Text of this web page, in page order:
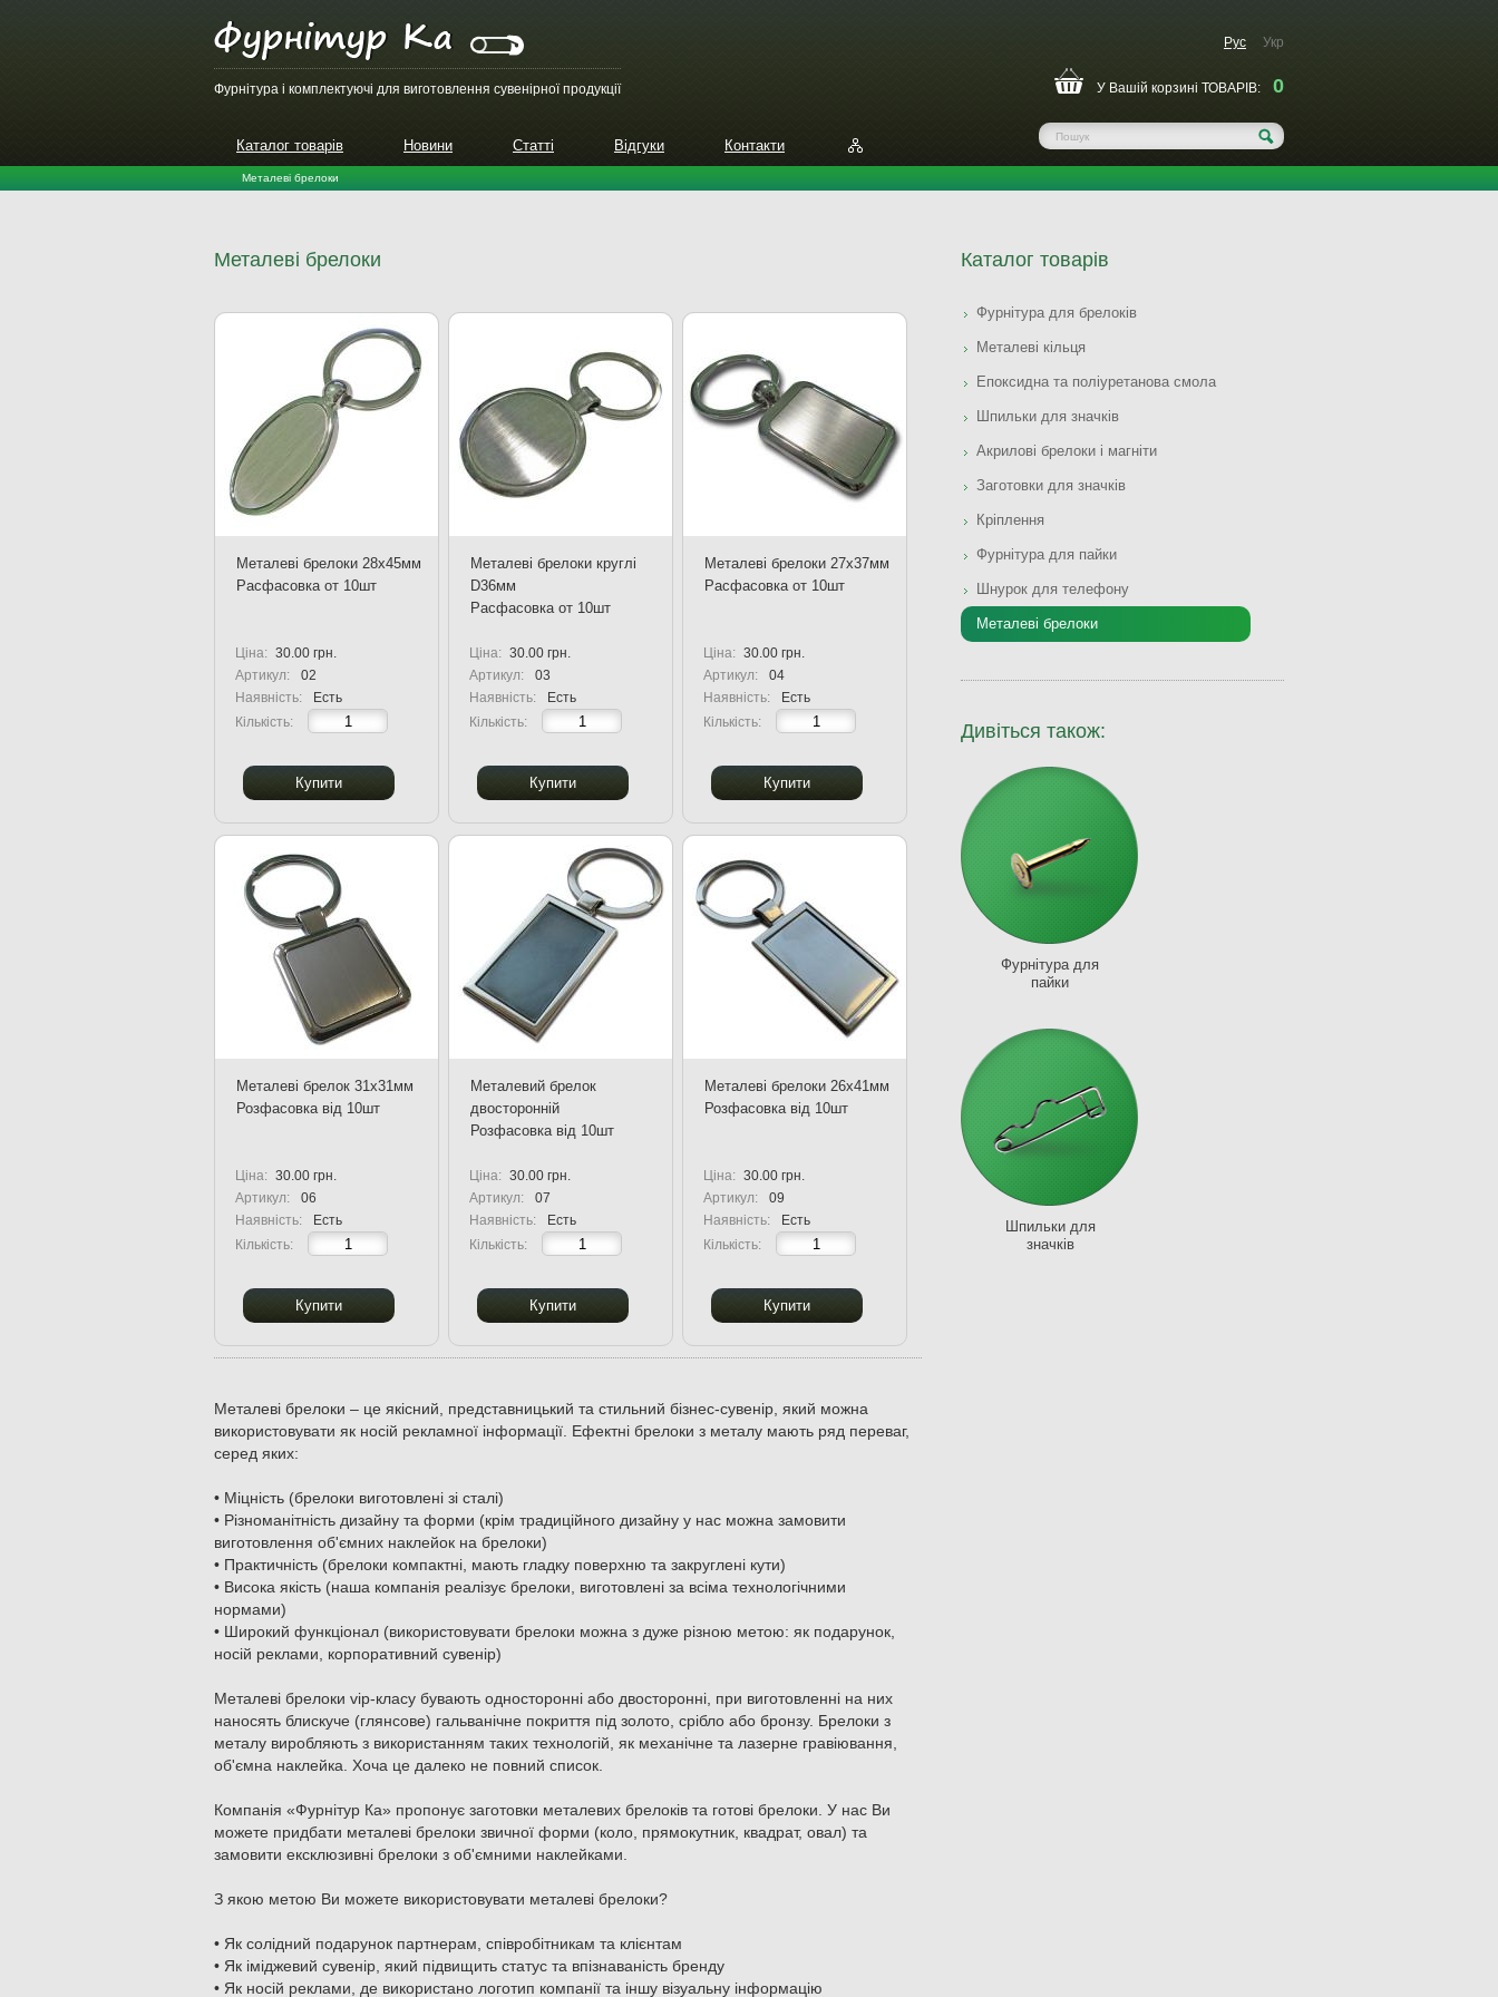
Фурнітура і комплектуючі для виготовлення сувенірної продукції
Рус Укр
У Вашій корзині ТОВАРІВ: 0
Каталог товарів Новини Статті Відгуки Контакти
Металеві брелоки
Металеві брелоки
Металеві брелоки 28x45мм
Расфасовка от 10шт
Ціна: 30.00 грн.
Артикул:
02
Наявність:
Есть
Кількість:
Купити
Металеві брелоки круглі
D36мм
Расфасовка от 10шт
Ціна: 30.00 грн.
Артикул:
03
Наявність:
Есть
Кількість:
Купити
Металеві брелоки 27x37мм
Расфасовка от 10шт
Ціна: 30.00 грн.
Артикул:
04
Наявність:
Есть
Кількість:
Купити
Металеві брелок 31x31мм
Розфасовка від 10шт
Ціна: 30.00 грн.
Артикул:
06
Наявність:
Есть
Кількість:
Купити
Металевий брелок
двосторонній
Розфасовка від 10шт
Ціна: 30.00 грн.
Артикул:
07
Наявність:
Есть
Кількість:
Купити
Металеві брелоки 26х41мм
Розфасовка від 10шт
Ціна: 30.00 грн.
Артикул:
09
Наявність:
Есть
Кількість:
Купити
Металеві брелоки – це якісний, представницький та стильний бізнес-сувенір, який можна
використовувати як носій рекламної інформації. Ефектні брелоки з металу мають ряд переваг,
серед яких:
• Міцність (брелоки виготовлені зі сталі)
• Різноманітність дизайну та форми (крім традиційного дизайну у нас можна замовити
виготовлення об'ємних наклейок на брелоки)
• Практичність (брелоки компактні, мають гладку поверхню та закруглені кути)
• Висока якість (наша компанія реалізує брелоки, виготовлені за всіма технологічними
нормами)
• Широкий функціонал (використовувати брелоки можна з дуже різною метою: як подарунок,
носій реклами, корпоративний сувенір)
Металеві брелоки vip-класу бувають односторонні або двосторонні, при виготовленні на них
наносять блискуче (глянсове) гальванічне покриття під золото, срібло або бронзу. Брелоки з
металу виробляють з використанням таких технологій, як механічне та лазерне гравіювання,
об'ємна наклейка. Хоча це далеко не повний список.
Компанія «Фурнітур Ка» пропонує заготовки металевих брелоків та готові брелоки. У нас Ви
можете придбати металеві брелоки звичної форми (коло, прямокутник, квадрат, овал) та
замовити ексклюзивні брелоки з об'ємними наклейками.
З якою метою Ви можете використовувати металеві брелоки?
• Як солідний подарунок партнерам, співробітникам та клієнтам
• Як іміджевий сувенір, який підвищить статус та впізнаваність бренду
• Як носій реклами, де використано логотип компанії та іншу візуальну інформацію
Каталог товарів
Фурнітура для брелоків
Металеві кільця
Епоксидна та поліуретанова смола
Шпильки для значків
Акрилові брелоки і магніти
Заготовки для значків
Кріплення
Фурнітура для пайки
Шнурок для телефону
Металеві брелоки
Дивіться також:
Фурнітура для
пайки
Шпильки для
значків